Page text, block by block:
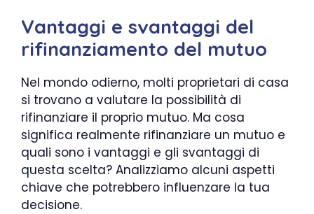
Vantaggi e svantaggi del
rifinanziamento del mutuo
Nel mondo odierno, molti proprietari di casa
si trovano a valutare la possibilità di
rifinanziare il proprio mutuo. Ma cosa
significa realmente rifinanziare un mutuo e
quali sono i vantaggi e gli svantaggi di
questa scelta? Analizziamo alcuni aspetti
chiave che potrebbero influenzare la tua
decisione.